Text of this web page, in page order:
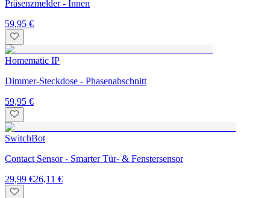
Präsenzmelder - Innen
59,95 €
Homematic IP
Dimmer-Steckdose - Phasenabschnitt
59,95 €
SwitchBot
Contact Sensor - Smarter Tür- & Fenstersensor
29,99 €26,11 €